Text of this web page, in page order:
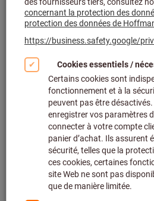
Cliquer pour agrandir l’image